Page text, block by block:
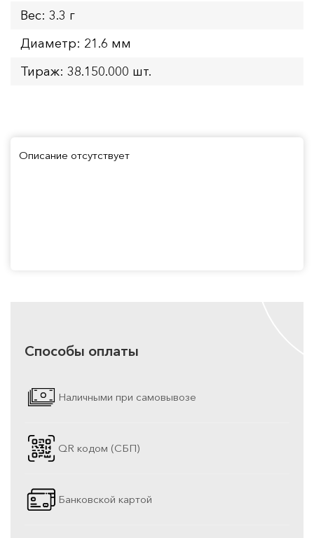
Вес: 3.3 г
Диаметр: 21.6 мм
Тираж: 38.150.000 шт.
Описание отсутствует
Способы оплаты
Наличными при самовывозе
QR кодом (СБП)
Банковской картой